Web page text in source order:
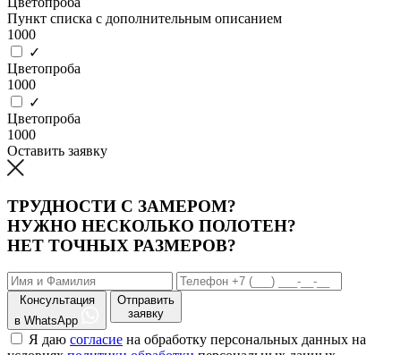
Пункт списка с дополнительным описанием
1000
✓
Цветопроба
1000
✓
Цветопроба
1000
Оставить заявку
ТРУДНОСТИ С ЗАМЕРОМ?
НУЖНО НЕСКОЛЬКО ПОЛОТЕН?
НЕТ ТОЧНЫХ РАЗМЕРОВ?
Консультация
в WhatsApp
Отправить
заявку
Я даю согласие на обработку персональных данных на